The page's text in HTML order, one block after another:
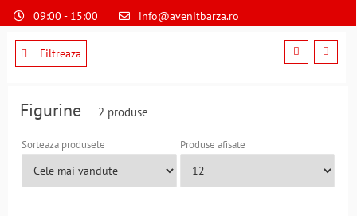
0764409021
comanda
09:00 - 15:00
info@avenitbarza.ro
Filtreaza
Figurine 2 produse
Sorteaza produsele Produse afisate